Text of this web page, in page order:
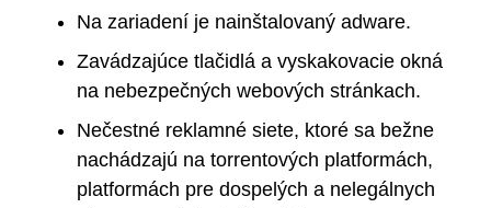
Na zariadení je nainštalovaný adware.
Zavádzajúce tlačidlá a vyskakovacie okná
na nebezpečných webových stránkach.
Nečestné reklamné siete, ktoré sa bežne
nachádzajú na torrentových platformách,
platformách pre dospelých a nelegálnych